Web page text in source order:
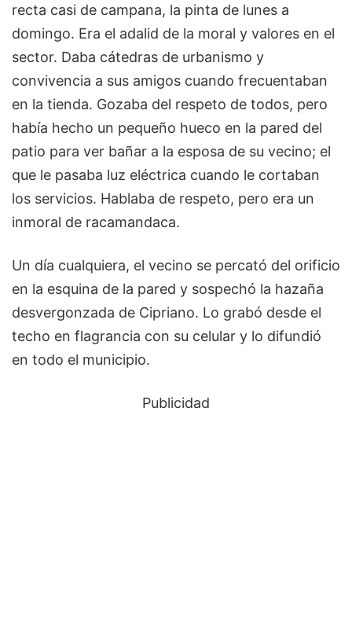
recta casi de campana, la pinta de lunes a
domingo. Era el adalid de la moral y valores en el
sector. Daba cátedras de urbanismo y
convivencia a sus amigos cuando frecuentaban
en la tienda. Gozaba del respeto de todos, pero
había hecho un pequeño hueco en la pared del
patio para ver bañar a la esposa de su vecino; el
que le pasaba luz eléctrica cuando le cortaban
los servicios. Hablaba de respeto, pero era un
inmoral de racamandaca.
Un día cualquiera, el vecino se percató del orificio
en la esquina de la pared y sospechó la hazaña
desvergonzada de Cipriano. Lo grabó desde el
techo en flagrancia con su celular y lo difundió
en todo el municipio.
Publicidad